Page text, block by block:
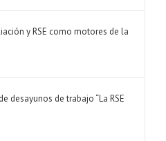
y RSE como motores de la
desayunos de trabajo “La RSE